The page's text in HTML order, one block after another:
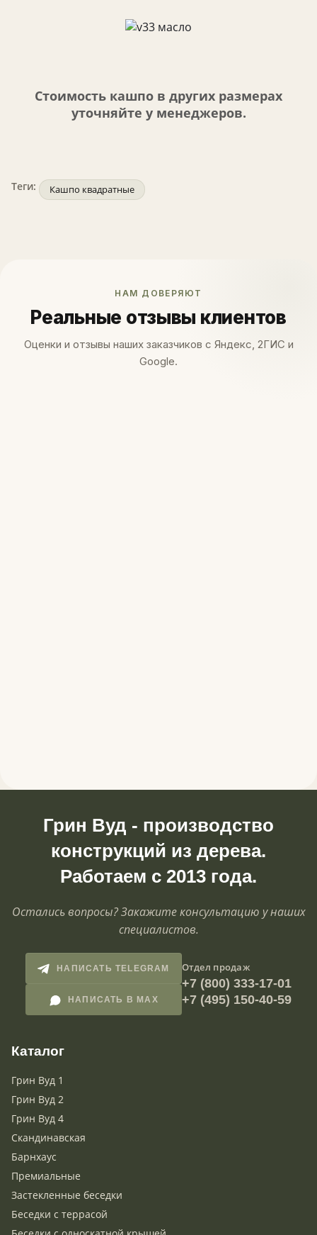
Стоимость кашпо в других размерах
уточняйте у менеджеров.
Теги: Кашпо квадратные
НАМ ДОВЕРЯЮТ
Реальные отзывы клиентов
Оценки и отзывы наших заказчиков с Яндекс, 2ГИС и
Google.
Грин Вуд - производство
конструкций из дерева.
Работаем с 2013 года.
Остались вопросы? Закажите консультацию у наших
специалистов.
НАПИСАТЬ TELEGRAM
НАПИСАТЬ В MAX
Отдел продаж
+7 (800) 333-17-01
+7 (495) 150-40-59
Каталог
Грин Вуд 1
Грин Вуд 2
Грин Вуд 4
Скандинавская
Барнхаус
Премиальные
Застекленные беседки
Беседки с террасой